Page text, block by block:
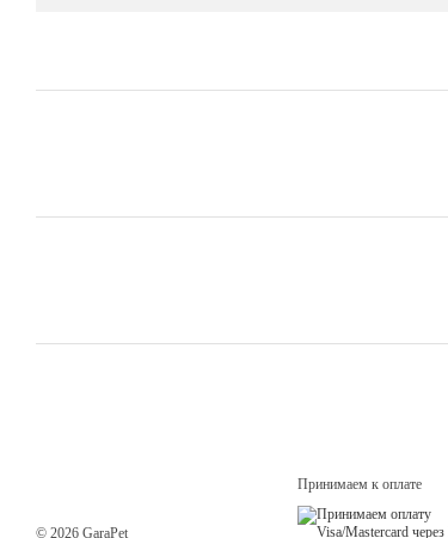
© 2026 GaraPet
Принимаем к оплате